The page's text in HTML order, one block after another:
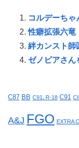
コルデーち
性癖拡張六竜
絆カンスト師
ゼノビアさん
C87 BB C91､R-18 C91
A&J FGO EXTRA